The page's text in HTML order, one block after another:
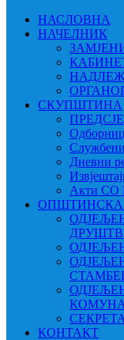
НАСЛОВНА
НАЧЕЛНИК
СКУПШТИНА
Дневни
Акти СО
ОПШТИНСКА
КОНТАКТ